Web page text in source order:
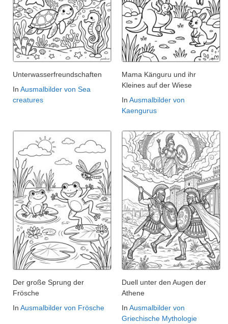
Unterwasserfreundschaften
In Ausmalbilder von Sea
creatures
Mama Känguru und ihr
Kleines auf der Wiese
In Ausmalbilder von
Kaengurus
Der große Sprung der
Frösche
In Ausmalbilder von Frösche
Duell unter den Augen der
Athene
In Ausmalbilder von
Griechische Mythologie